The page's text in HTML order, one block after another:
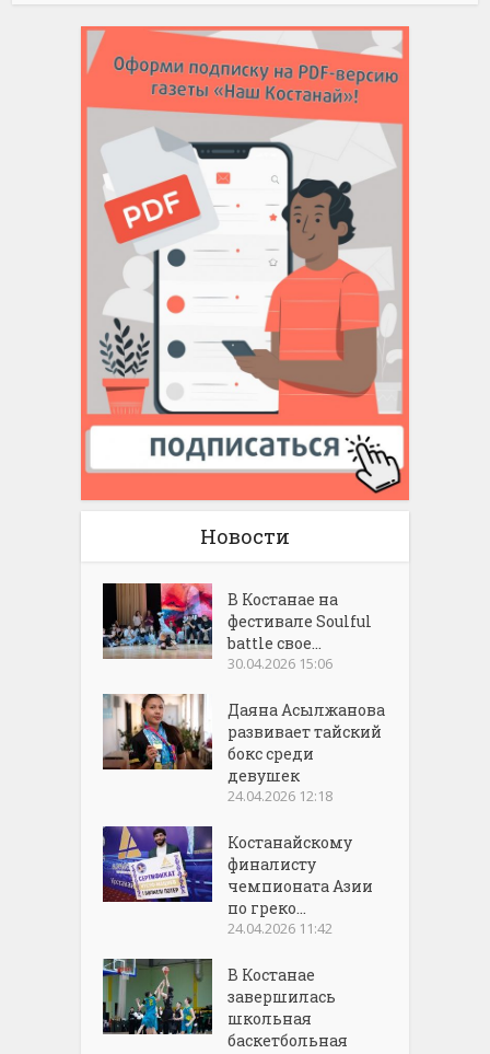
Новости
В Костанае на
фестивале Soulful
battle свое...
30.04.2026 15:06
Даяна Асылжанова
развивает тайский
бокс среди
девушек
24.04.2026 12:18
Костанайскому
финалисту
чемпионата Азии
по греко...
24.04.2026 11:42
В Костанае
завершилась
школьная
баскетбольная